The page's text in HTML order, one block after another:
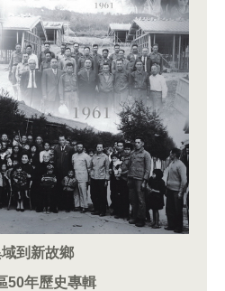
到新故鄉
50年歷史專輯